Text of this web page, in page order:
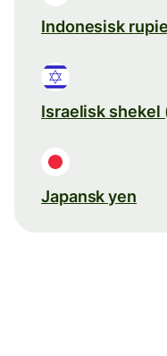
Indonesisk rupie
Israelisk shekel
Japansk yen